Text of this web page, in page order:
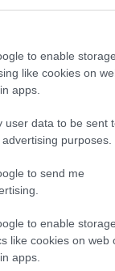
to enable storage
like cookies on
apps.
user data to be sent
purposes.
to send me
to enable storage
like cookies on web
apps.